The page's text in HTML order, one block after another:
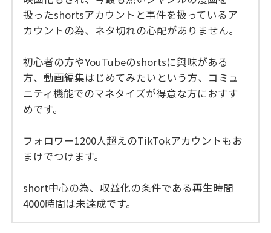
扱ったshortsアカウントと事件を扱っているア
カウントの為、ネタ切れの心配がありません。
初心者の方やYouTubeのshortsに興味がある
方、動画編集はじめてみたいという方、コミュ
ニティ機能でのマネタイズが得意な方におすす
めです。
フォロワー1200人超えのTikTokアカウントもお
まけでつけます。
short中心の為、収益化の条件である再生時間
4000時間は未達成です。